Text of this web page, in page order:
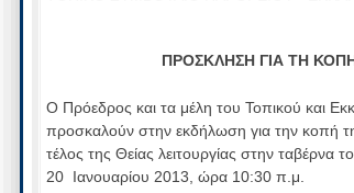
ΠΡΟΣΚΛΗΣΗ ΓΙΑ ΤΗ
Ο Πρόεδρος και τα μέλη του Τοπικού και
προσκαλούν στην εκδήλωση για την κοπή
τέλος της Θείας λειτουργίας στην
20 Ιανουαρίου 2013, ώρα 10:30 π.μ.